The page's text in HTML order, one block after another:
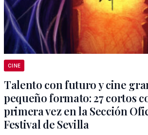
CINE
Talento con futuro y cine
pequeño formato: 27 cortos
primera vez en la Sección
Festival de Sevilla